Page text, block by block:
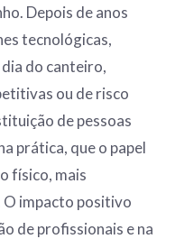
Depois de anos
tecnológicas,
dia do canteiro,
ou de risco
de pessoas
prática, que o papel
físico, mais
O impacto positivo
de profissionais e na